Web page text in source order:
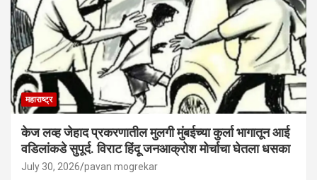
महाराष्ट्र
केज लव्ह जेहाद प्रकरणातील मुलगी मुंबईच्या कुर्ला भागातून आई
वडिलांकडे सुपूर्द. विराट हिंदू जनआक्रोश मोर्चाचा घेतला धसका
July 30, 2026 pavan mogrekar